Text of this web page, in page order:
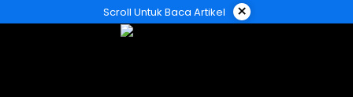
ke
Scroll Untuk Baca Artikel ×